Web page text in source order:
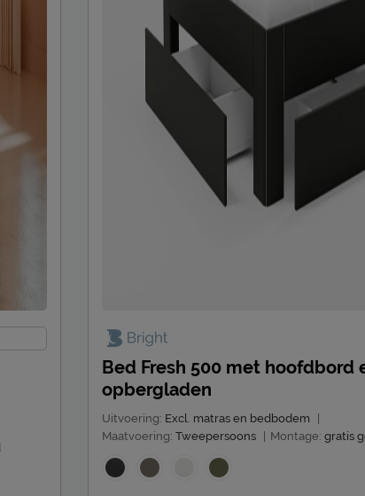
Bed Fresh 500 met hoofdbord
opbergladen
Uitvoering: Excl. matras en bedbodem
Maatvoering: Tweepersoons Montage: gratis